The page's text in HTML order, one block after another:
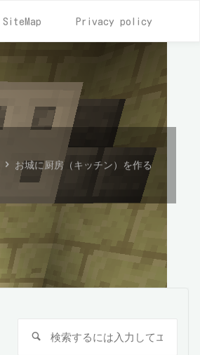
SiteMap Privacy policy
お城に厨房（キッチン）を作る
検